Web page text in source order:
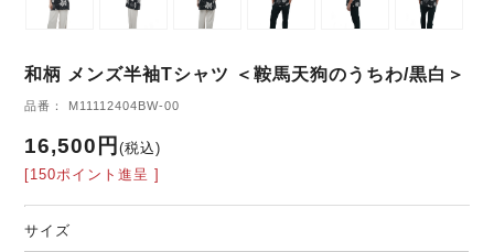
和柄 メンズ半袖Tシャツ ＜鞍馬天狗のうちわ/黒白＞
品番： M11112404BW-00
16,500円(税込)
[150ポイント進呈 ]
サイズ